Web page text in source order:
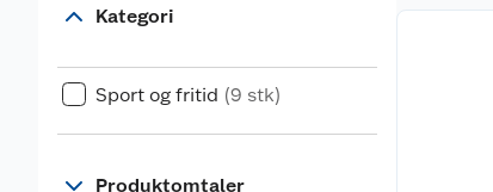
Kategori
Sport og fritid (9 stk)
Produktomtaler